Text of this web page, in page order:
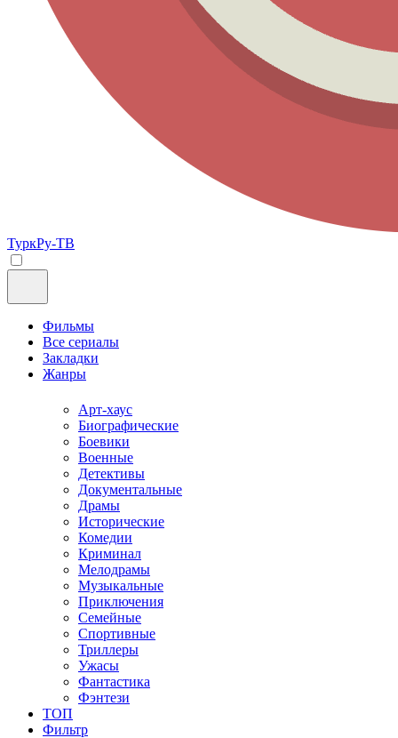
ТуркРу-ТВ
Фильмы
Все сериалы
Закладки
Жанры
Арт-хаус
Биографические
Боевики
Военные
Детективы
Документальные
Драмы
Исторические
Комедии
Криминал
Мелодрамы
Музыкальные
Приключения
Семейные
Спортивные
Триллеры
Ужасы
Фантастика
Фэнтези
ТОП
Фильтр